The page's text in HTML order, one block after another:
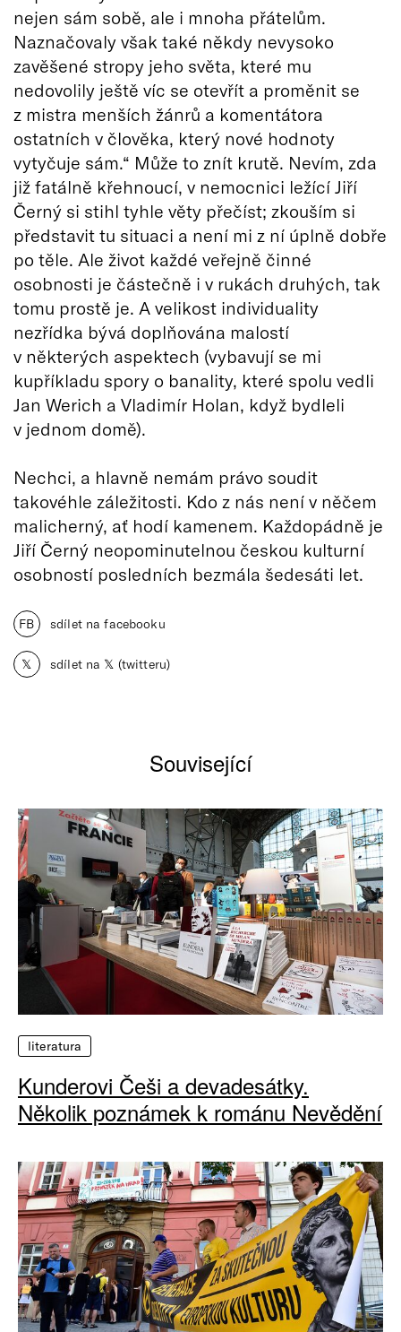
nejen sám sobě, ale i mnoha přátelům.
Naznačovaly však také někdy nevysoko
zavěšené stropy jeho světa, které mu
nedovolily ještě víc se otevřít a proměnit se
z mistra menších žánrů a komentátora
ostatních v člověka, který nové hodnoty
vytyčuje sám.“ Může to znít krutě. Nevím, zda
již fatálně křehnoucí, v nemocnici ležící Jiří
Černý si stihl tyhle věty přečíst; zkouším si
představit tu situaci a není mi z ní úplně dobře
po těle. Ale život každé veřejně činné
osobnosti je částečně i v rukách druhých, tak
tomu prostě je. A velikost individuality
nezřídka bývá doplňována malostí
v některých aspektech (vybavují se mi
kupříkladu spory o banality, které spolu vedli
Jan Werich a Vladimír Holan, když bydleli
v jednom domě).
Nechci, a hlavně nemám právo soudit
takovéhle záležitosti. Kdo z nás není v něčem
malicherný, ať hodí kamenem. Každopádně je
Jiří Černý neopominutelnou českou kulturní
osobností posledních bezmála šedesáti let.
FB sdílet na facebooku
𝕏 sdílet na 𝕏 (twitteru)
Související
literatura
Kunderovi Češi a devadesátky.
Několik poznámek k románu Nevědění